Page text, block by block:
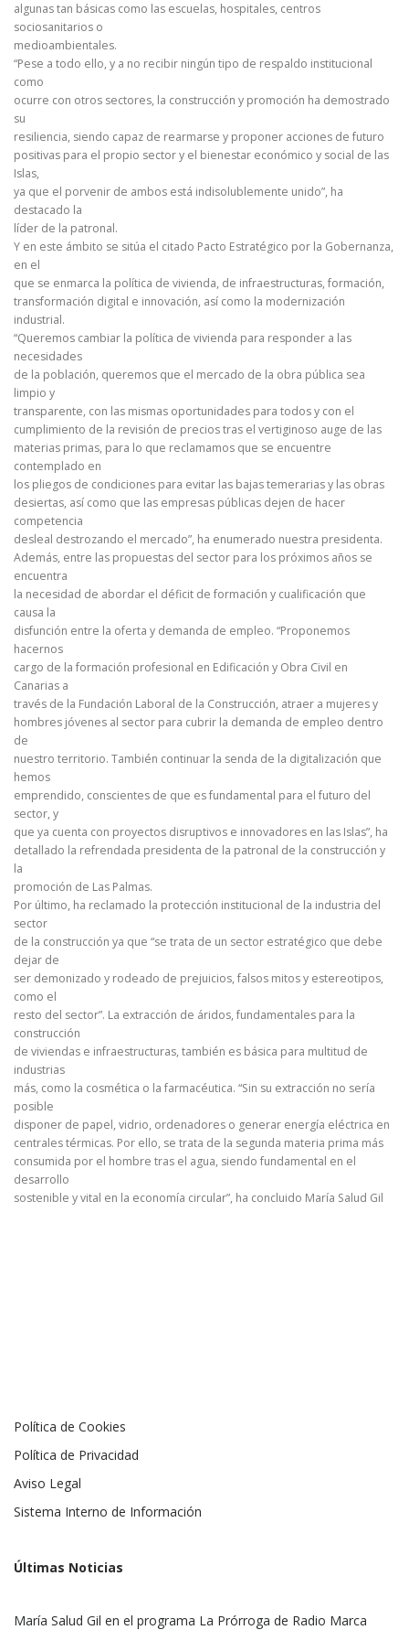
algunas tan básicas como las escuelas, hospitales, centros
sociosanitarios o
medioambientales.
“Pese a todo ello, y a no recibir ningún tipo de respaldo institucional
como
ocurre con otros sectores, la construcción y promoción ha demostrado
su
resiliencia, siendo capaz de rearmarse y proponer acciones de futuro
positivas para el propio sector y el bienestar económico y social de las
Islas,
ya que el porvenir de ambos está indisolublemente unido”, ha
destacado la
líder de la patronal.
Y en este ámbito se sitúa el citado Pacto Estratégico por la Gobernanza,
en el
que se enmarca la política de vivienda, de infraestructuras, formación,
transformación digital e innovación, así como la modernización
industrial.
“Queremos cambiar la política de vivienda para responder a las
necesidades
de la población, queremos que el mercado de la obra pública sea
limpio y
transparente, con las mismas oportunidades para todos y con el
cumplimiento de la revisión de precios tras el vertiginoso auge de las
materias primas, para lo que reclamamos que se encuentre
contemplado en
los pliegos de condiciones para evitar las bajas temerarias y las obras
desiertas, así como que las empresas públicas dejen de hacer
competencia
desleal destrozando el mercado”, ha enumerado nuestra presidenta.
Además, entre las propuestas del sector para los próximos años se
encuentra
la necesidad de abordar el déficit de formación y cualificación que
causa la
disfunción entre la oferta y demanda de empleo. “Proponemos
hacernos
cargo de la formación profesional en Edificación y Obra Civil en
Canarias a
través de la Fundación Laboral de la Construcción, atraer a mujeres y
hombres jóvenes al sector para cubrir la demanda de empleo dentro
de
nuestro territorio. También continuar la senda de la digitalización que
hemos
emprendido, conscientes de que es fundamental para el futuro del
sector, y
que ya cuenta con proyectos disruptivos e innovadores en las Islas”, ha
detallado la refrendada presidenta de la patronal de la construcción y
la
promoción de Las Palmas.
Por último, ha reclamado la protección institucional de la industria del
sector
de la construcción ya que “se trata de un sector estratégico que debe
dejar de
ser demonizado y rodeado de prejuicios, falsos mitos y estereotipos,
como el
resto del sector”. La extracción de áridos, fundamentales para la
construcción
de viviendas e infraestructuras, también es básica para multitud de
industrias
más, como la cosmética o la farmacéutica. “Sin su extracción no sería
posible
disponer de papel, vidrio, ordenadores o generar energía eléctrica en
centrales térmicas. Por ello, se trata de la segunda materia prima más
consumida por el hombre tras el agua, siendo fundamental en el
desarrollo
sostenible y vital en la economía circular”, ha concluido María Salud Gil
Política de Cookies
Política de Privacidad
Aviso Legal
Sistema Interno de Información
Últimas Noticias
María Salud Gil en el programa La Prórroga de Radio Marca